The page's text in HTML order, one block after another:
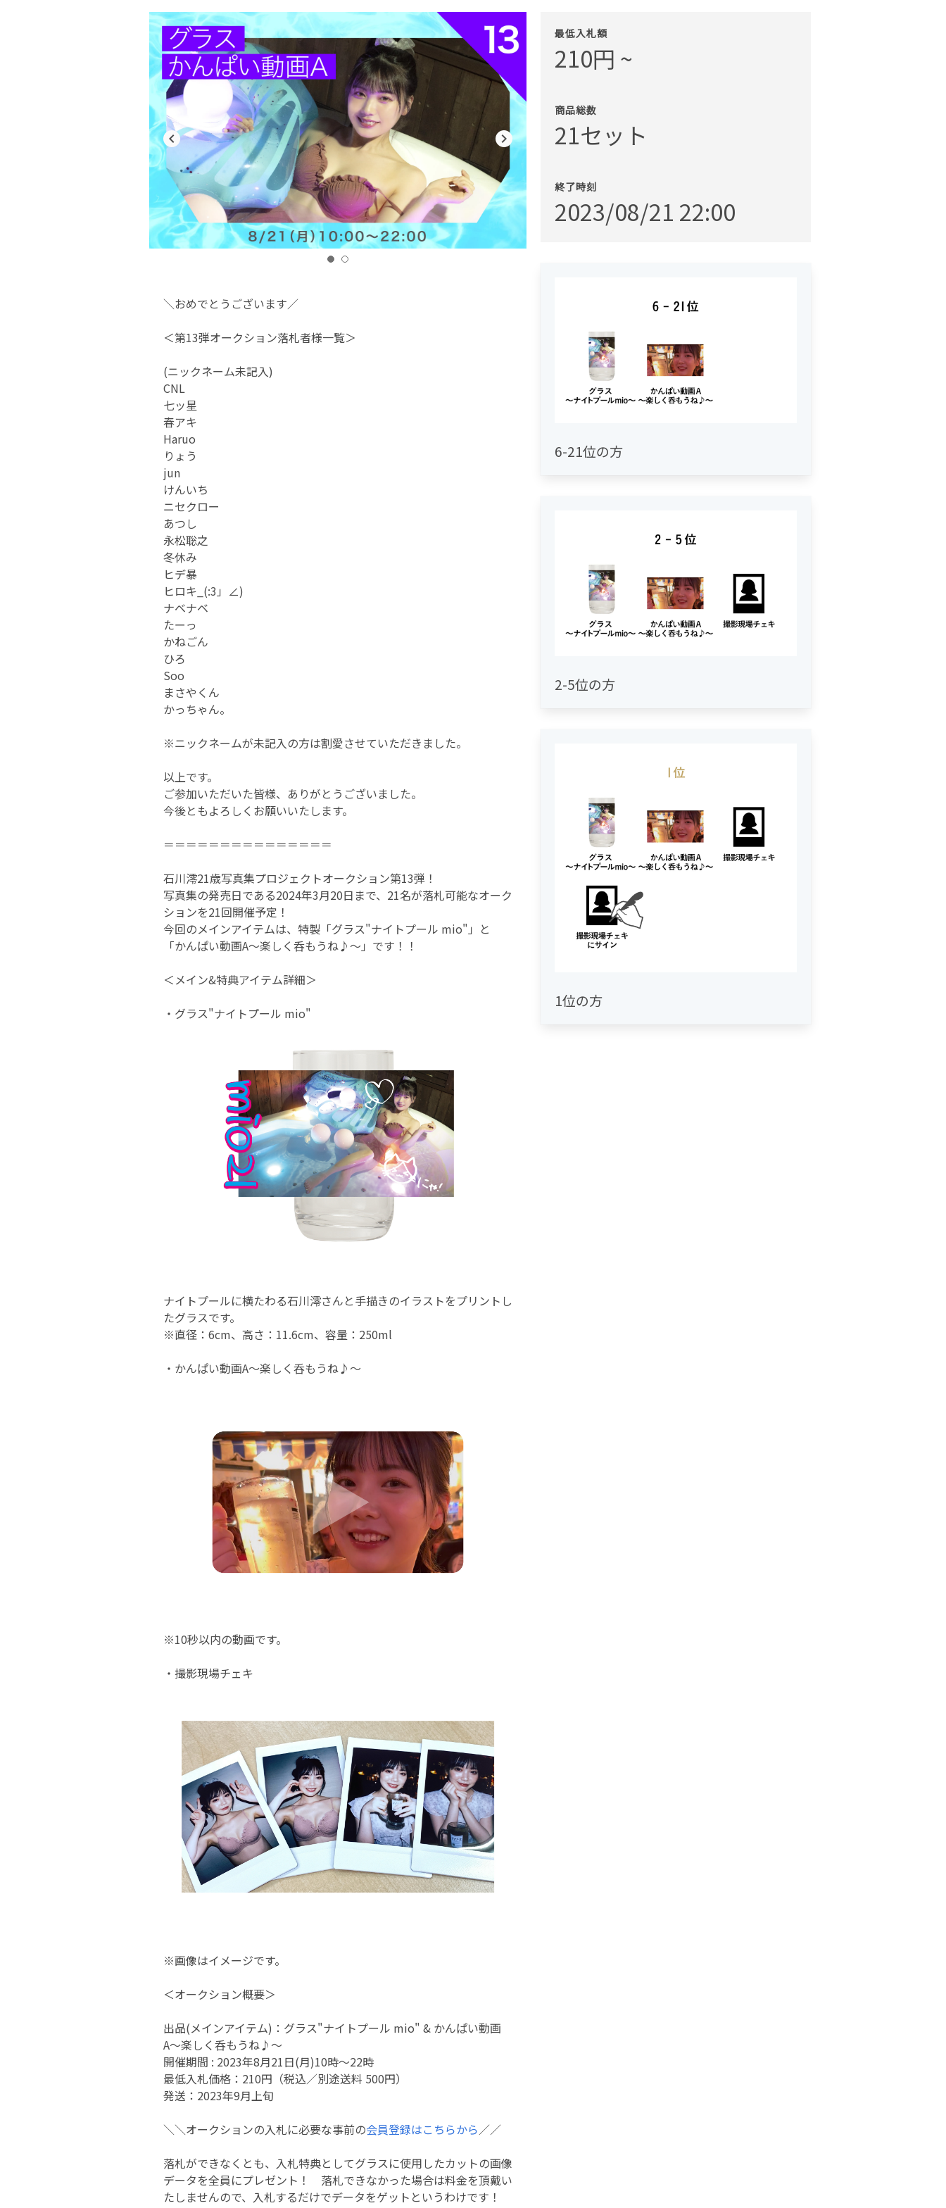
navigate_before navigate_next
＼おめでとうございます／
＜第13弾オークション落札者様一覧＞
(ニックネーム未記入)
CNL
七ッ星
春アキ
Haruo
りょう
jun
けんいち
ニセクロー
あつし
永松聡之
冬休み
ヒデ暴
ヒロキ_(:3」∠)
ナベナベ
たーっ
かねごん
ひろ
Soo
まさやくん
かっちゃん。
※ニックネームが未記入の方は割愛させていただきました。
以上です。
ご参加いただいた皆様、ありがとうございました。
今後ともよろしくお願いいたします。
＝＝＝＝＝＝＝＝＝＝＝＝＝＝＝
石川澪21歳写真集プロジェクトオークション第13弾！
写真集の発売日である2024年3月20日まで、21名が落札可能なオーク
ションを21回開催予定！
今回のメインアイテムは、特製「グラス"ナイトプール mio"」と
「かんぱい動画A〜楽しく呑もうね♪〜」です！！
＜メイン&特典アイテム詳細＞
・グラス"ナイトプール mio"
ナイトプールに横たわる石川澪さんと手描きのイラストをプリントし
たグラスです。
※直径：6cm、高さ：11.6cm、容量：250ml
・かんぱい動画A〜楽しく呑もうね♪〜
※10秒以内の動画です。
・撮影現場チェキ
※画像はイメージです。
＜オークション概要＞
出品(メインアイテム)：グラス"ナイトプール mio" & かんぱい動画
A〜楽しく呑もうね♪〜
開催期間 : 2023年8月21日(月)10時～22時
最低入札価格：210円（税込／別途送料 500円）
発送：2023年9月上旬
＼＼オークションの入札に必要な事前の会員登録はこちらから／／
落札ができなくとも、入札特典としてグラスに使用したカットの画像
データを全員にプレゼント！ 落札できなかった場合は料金を頂戴い
たしませんので、入札するだけでデータをゲットというわけです！
最低入札額
210円 ~
商品総数
21セット
終了時刻
2023/08/21 22:00
6-21位の方
2-5位の方
1位の方